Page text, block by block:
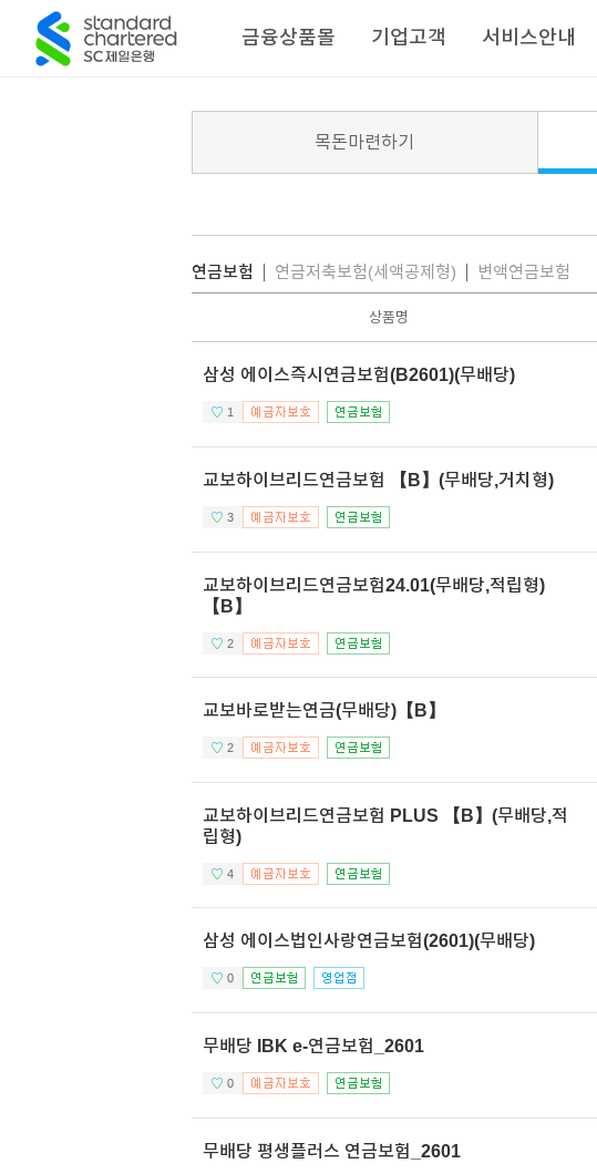
금융상품몰 기업고객 서비스안내
목돈마련하기
연금보험 연금저축보험(세액공제형) 변액연금보험
상품명
삼성 에이스즉시연금보험(B2601)(무배당)
1
교보하이브리드연금보험 【B】(무배당,거치형)
3
교보하이브리드연금보험24.01(무배당,적립형)
【B】
2
교보바로받는연금(무배당)【B】
2
교보하이브리드연금보험 PLUS 【B】(무배당,적
립형)
4
삼성 에이스법인사랑연금보험(2601)(무배당)
0
무배당 IBK e-연금보험_2601
0
무배당 평생플러스 연금보험_2601